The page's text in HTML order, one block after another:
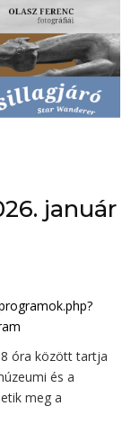
január
óra között tartja
és a
meg a